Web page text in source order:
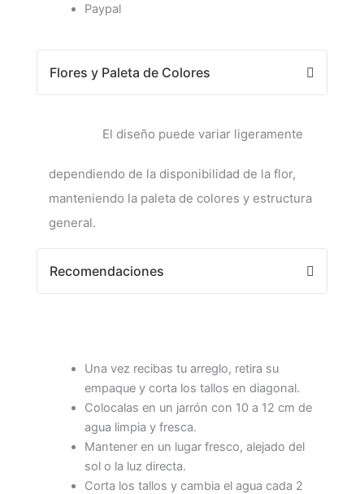
Paypal
Flores y Paleta de Colores
El diseño puede variar ligeramente
dependiendo de la disponibilidad de la flor,
manteniendo la paleta de colores y estructura
general.
Recomendaciones
Una vez recibas tu arreglo, retira su
empaque y corta los tallos en diagonal.
Colocalas en un jarrón con 10 a 12 cm de
agua limpia y fresca.
Mantener en un lugar fresco, alejado del
sol o la luz directa.
Corta los tallos y cambia el agua cada 2